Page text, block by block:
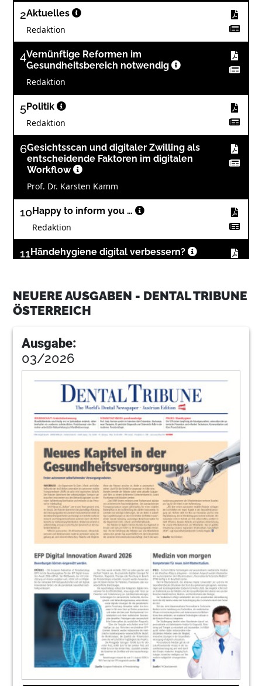
2Aktuelles
Redaktion
4Vernünftige Reformen im
Gesundheitsbereich notwendig
Redaktion
5Politik
Redaktion
6Gesichtsscan und digitaler Zwilling als
entscheidende Faktoren im digitalen
Workflow
Prof. Dr. Karsten Kamm
10Happy to inform you …
Redaktion
11Händehygiene digital verbessern?
12Modernes Praxismanagement
Wolfgang Apel
13
Redaktion
Redaktion
Neo-Aminex Technologie
Redaktion
Zahngesundheit in Europa
Redaktion
Neuversorgung angulierter
Oberkieferimplantate
Dr. Nadine Handschuck
Digitale Zahntechnik – gestern, heute,
morgen!
Redaktion
Wie abnehmbare Prothetik im Dentallabor
zum Erfolg wird
Redaktion
Redaktion
NEUERE AUSGABEN - DENTAL TRIBUNE
ÖSTERREICH
Ausgabe:
03/2026